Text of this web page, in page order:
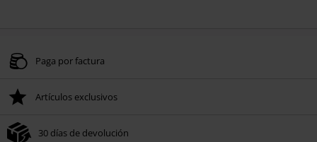
Paga por factura
Artículos exclusivos
30 días de devolución